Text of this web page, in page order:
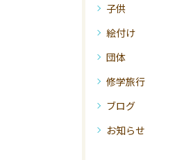
子供
絵付け
団体
修学旅行
ブログ
お知らせ